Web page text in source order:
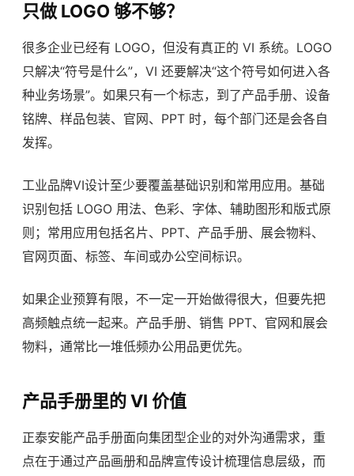
只做 LOGO 够不够？
很多企业已经有 LOGO，但没有真正的 VI 系统。LOGO
只解决“符号是什么”，VI 还要解决“这个符号如何进入各
种业务场景”。如果只有一个标志，到了产品手册、设备
铭牌、样品包装、官网、PPT 时，每个部门还是会各自
发挥。
工业品牌VI设计至少要覆盖基础识别和常用应用。基础
识别包括 LOGO 用法、色彩、字体、辅助图形和版式原
则；常用应用包括名片、PPT、产品手册、展会物料、
官网页面、标签、车间或办公空间标识。
如果企业预算有限，不一定一开始做得很大，但要先把
高频触点统一起来。产品手册、销售 PPT、官网和展会
物料，通常比一堆低频办公用品更优先。
产品手册里的 VI 价值
正泰安能产品手册面向集团型企业的对外沟通需求，重
点在于通过产品画册和品牌宣传设计梳理信息层级，而